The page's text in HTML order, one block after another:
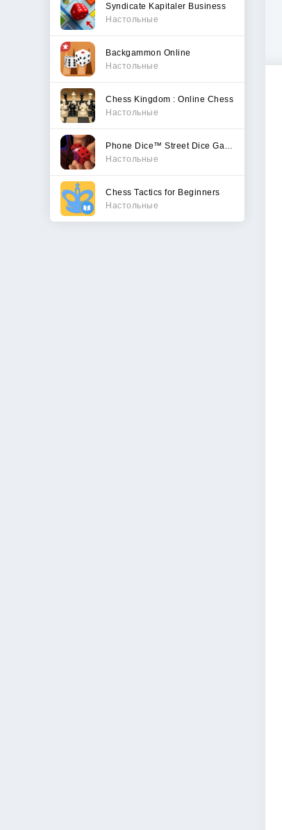
Syndicate Kapitaler Business
Настольные
Backgammon Online
Настольные
Chess Kingdom : Online Chess
Настольные
Настольные
Chess Tactics for Beginners
Настольные